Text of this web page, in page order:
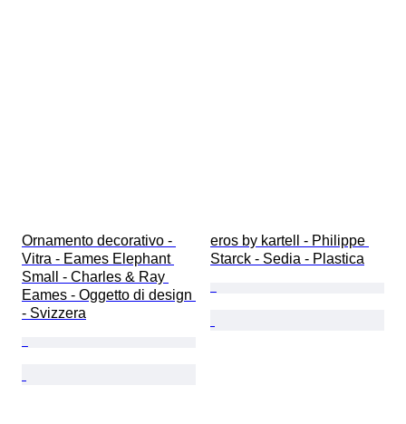
Ornamento decorativo -
Vitra - Eames Elephant
Small - Charles & Ray
Eames - Oggetto di design
- Svizzera
eros by kartell - Philippe
Starck - Sedia - Plastica